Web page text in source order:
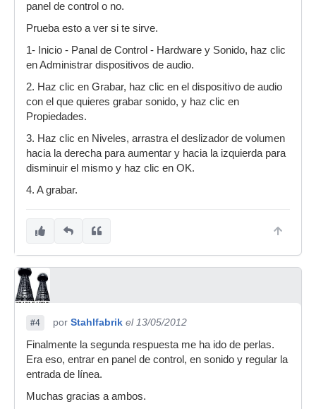
panel de control o no.
Prueba esto a ver si te sirve.
1- Inicio - Panal de Control - Hardware y Sonido, haz clic
en Administrar dispositivos de audio.
2. Haz clic en Grabar, haz clic en el dispositivo de audio
con el que quieres grabar sonido, y haz clic en
Propiedades.
3. Haz clic en Niveles, arrastra el deslizador de volumen
hacia la derecha para aumentar y hacia la izquierda para
disminuir el mismo y haz clic en OK.
4. A grabar.
#4 por Stahlfabrik el 13/05/2012
Finalmente la segunda respuesta me ha ido de perlas.
Era eso, entrar en panel de control, en sonido y regular la
entrada de línea.
Muchas gracias a ambos.